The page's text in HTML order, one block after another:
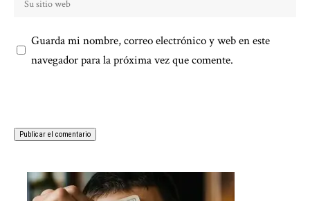
Guarda mi nombre, correo electrónico y web en este
navegador para la próxima vez que comente.